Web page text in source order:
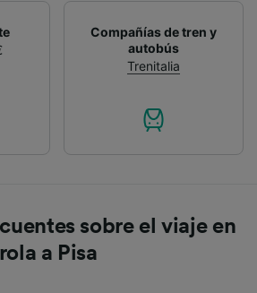
Compañías de tren y
autobús
Trenitalia
sobre el viaje en
a Pisa